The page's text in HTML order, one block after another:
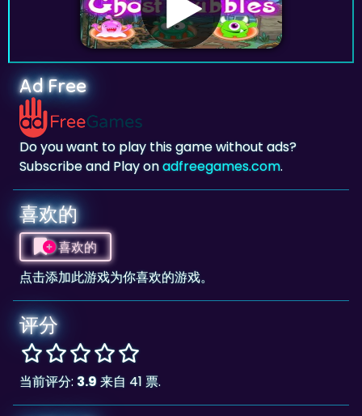
Ad Free
Do you want to play this game without ads?
Subscribe and Play onadfreegames.com.
喜欢的
喜欢的
点击添加此游戏为你喜欢的游戏。
评分
当前评分: 3.9来自 41 票.